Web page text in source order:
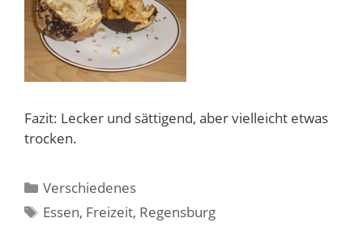
Fazit: Lecker und sättigend, aber vielleicht etwas
trocken.
Kategorien
Verschiedenes
Schlagwörter
Essen, Freizeit, Regensburg